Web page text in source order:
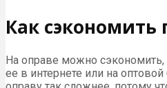
Как сэкономить
На оправе можно сэкономить,
ее в интернете или на